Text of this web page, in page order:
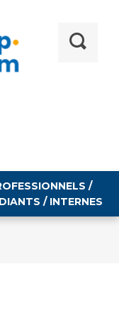
/
/ INTERNES